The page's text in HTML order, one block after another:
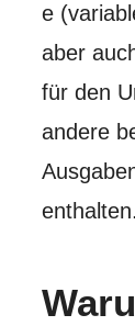
e
aber
für den
andere
enthalten.